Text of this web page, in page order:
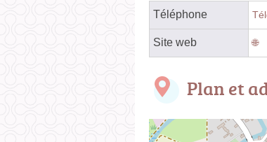
Téléphone
Site web
Plan et